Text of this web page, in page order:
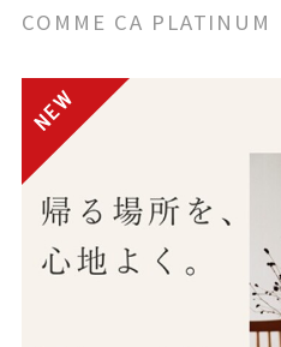
COMME CA PLATINUM